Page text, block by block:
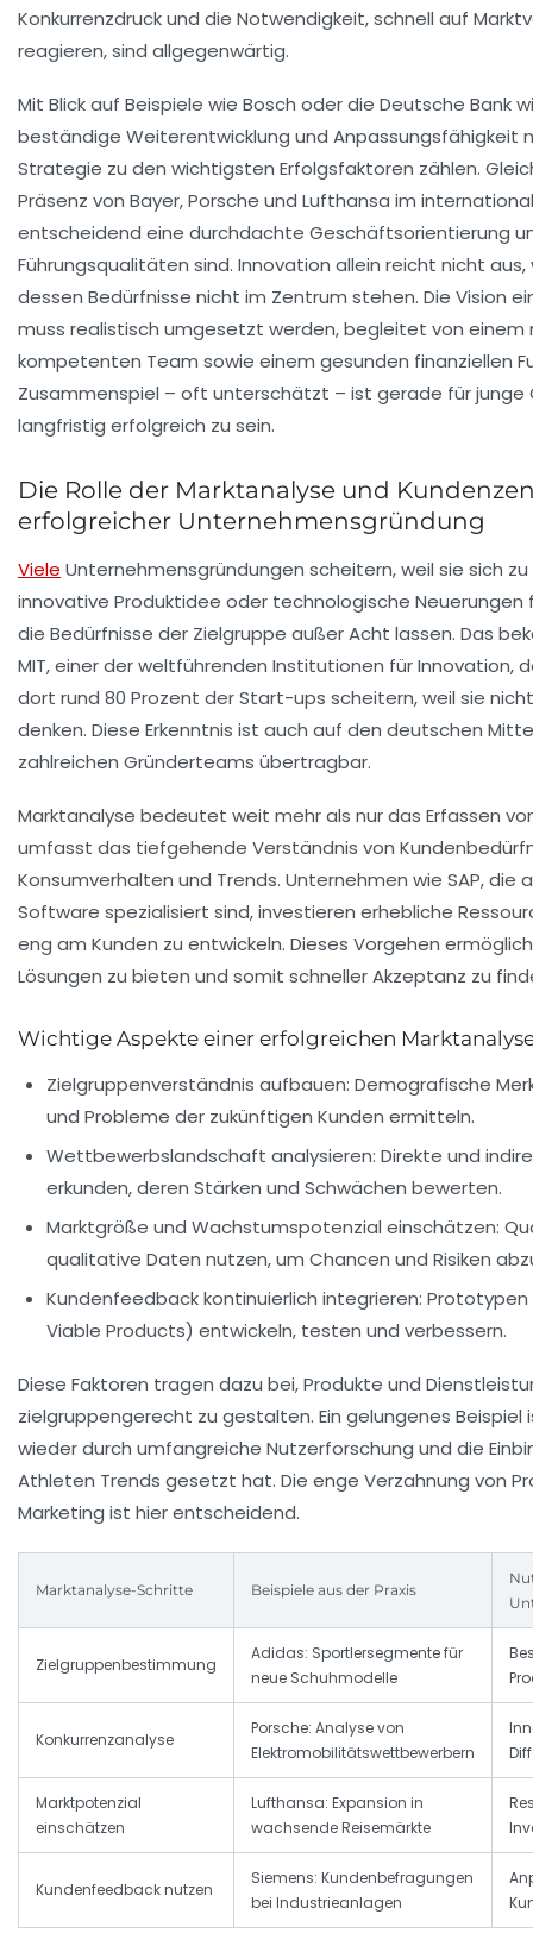
Konkurrenzdruck und die Notwendigkeit, schnell auf
reagieren, sind allgegenwärtig.
Mit Blick auf Beispiele wie Bosch oder die Deutsche Bank
beständige Weiterentwicklung und Anpassungsfähigkeit
Strategie zu den wichtigsten Erfolgsfaktoren zählen.
Präsenz von Bayer, Porsche und Lufthansa im
entscheidend eine durchdachte Geschäftsorientierung
Führungsqualitäten sind. Innovation allein reicht nicht
dessen Bedürfnisse nicht im Zentrum stehen. Die Vision
muss realistisch umgesetzt werden, begleitet von einem
kompetenten Team sowie einem gesunden finanziellen
Zusammenspiel – oft unterschätzt – ist gerade für junge
langfristig erfolgreich zu sein.
Die Rolle der Marktanalyse und
erfolgreicher Unternehmensgründung
Viele Unternehmensgründungen scheitern, weil sie sich
innovative Produktidee oder technologische Neuerungen
die Bedürfnisse der Zielgruppe außer Acht lassen. Das
MIT, einer der weltführenden Institutionen für Innovation,
dort rund 80 Prozent der Start-ups scheitern, weil sie
denken. Diese Erkenntnis ist auch auf den deutschen
zahlreichen Gründerteams übertragbar.
Marktanalyse bedeutet weit mehr als nur das Erfassen
umfasst das tiefgehende Verständnis von
Konsumverhalten und Trends. Unternehmen wie SAP, die
Software spezialisiert sind, investieren erhebliche
eng am Kunden zu entwickeln. Dieses Vorgehen
Lösungen zu bieten und somit schneller Akzeptanz zu
Wichtige Aspekte einer erfolgreichen
Zielgruppenverständnis aufbauen: Demografische
und Probleme der zukünftigen Kunden ermitteln.
Wettbewerbslandschaft analysieren: Direkte und
erkunden, deren Stärken und Schwächen bewerten.
Marktgröße und Wachstumspotenzial einschätzen:
qualitative Daten nutzen, um Chancen und Risiken
Kundenfeedback kontinuierlich integrieren: Prototypen
Viable Products) entwickeln, testen und verbessern.
Diese Faktoren tragen dazu bei, Produkte und
zielgruppengerecht zu gestalten. Ein gelungenes Beispiel
wieder durch umfangreiche Nutzerforschung und die
Athleten Trends gesetzt hat. Die enge Verzahnung von
Marketing ist hier entscheidend.
Marktanalyse-Schritte Beispiele aus der Praxis
Zielgruppenbestimmung
Adidas: Sportlersegmente für
neue Schuhmodelle
Konkurrenzanalyse
Porsche: Analyse von
Elektromobilitätswettbewerbern
Marktpotenzial
einschätzen
Lufthansa: Expansion in
wachsende Reisemärkte
Kundenfeedback nutzen
Siemens: Kundenbefragungen
bei Industrieanlagen